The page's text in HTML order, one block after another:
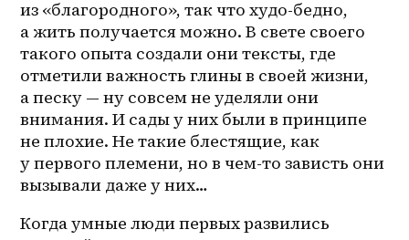
из «благородного», так что худо-бедно,
а жить получается можно. В свете своего
такого опыта создали они тексты, где
отметили важность глины в своей жизни,
а песку — ну совсем не уделяли они
внимания. И сады у них были в принципе
не плохие. Не такие блестящие, как
у первого племени, но в чем-то зависть они
вызывали даже у них…
Когда умные люди первых развились